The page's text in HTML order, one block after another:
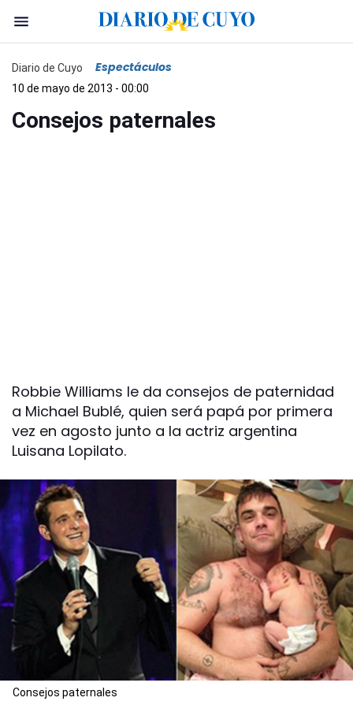
Diario de Cuyo Espectáculos
10 de mayo de 2013 - 00:00
Consejos paternales
Robbie Williams le da consejos de paternidad
a Michael Bublé, quien será papá por primera
vez en agosto junto a la actriz argentina
Luisana Lopilato.
Consejos paternales